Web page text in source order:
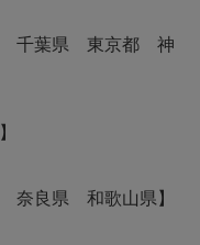
千葉県 東京都 神
良県 和歌山県】